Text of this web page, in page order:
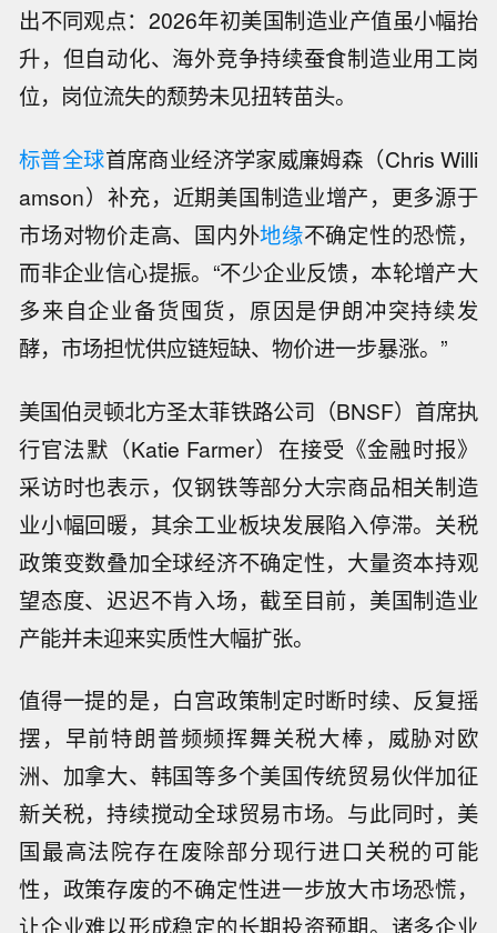
出不同观点：2026年初美国制造业产值虽小幅抬
升，但自动化、海外竞争持续蚕食制造业用工岗
位，岗位流失的颓势未见扭转苗头。
标普全球首席商业经济学家威廉姆森（Chris Willi
amson）补充，近期美国制造业增产，更多源于
市场对物价走高、国内外地缘不确定性的恐慌，
而非企业信心提振。“不少企业反馈，本轮增产大
多来自企业备货囤货，原因是伊朗冲突持续发
酵，市场担忧供应链短缺、物价进一步暴涨。”
美国伯灵顿北方圣太菲铁路公司（BNSF）首席执
行官法默（Katie Farmer）在接受《金融时报》
采访时也表示，仅钢铁等部分大宗商品相关制造
业小幅回暖，其余工业板块发展陷入停滞。关税
政策变数叠加全球经济不确定性，大量资本持观
望态度、迟迟不肯入场，截至目前，美国制造业
产能并未迎来实质性大幅扩张。
值得一提的是，白宫政策制定时断时续、反复摇
摆，早前特朗普频频挥舞关税大棒，威胁对欧
洲、加拿大、韩国等多个美国传统贸易伙伴加征
新关税，持续搅动全球贸易市场。与此同时，美
国最高法院存在废除部分现行进口关税的可能
性，政策存废的不确定性进一步放大市场恐慌，
让企业难以形成稳定的长期投资预期。诸多企业